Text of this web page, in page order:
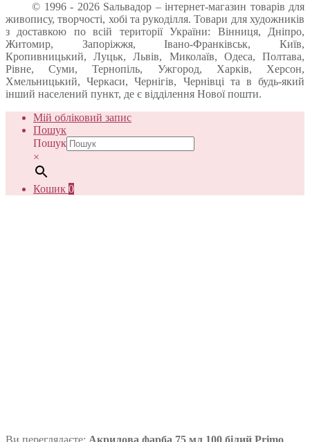
© 1996 - 2026 Sальвадор – інтернет-магазин товарів для
живопису, творчості, хобі та рукоділля. Товари для художників
з доставкою по всій території України: Вінниця, Дніпро,
Житомир, Запоріжжя, Івано-Франківськ, Київ,
Кропивницький, Луцьк, Львів, Миколаїв, Одеса, Полтава,
Рівне, Суми, Тернопіль, Ужгород, Харків, Херсон,
Хмельницький, Черкаси, Чернігів, Чернівці та в будь-який
інший населений пункт, де є відділення Нової пошти.
Мій обліковий запис
Пошук
Пошук
×
Кошик 0